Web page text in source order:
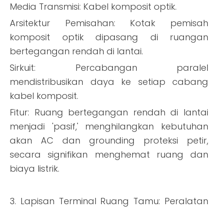
Media Transmisi: Kabel komposit optik.
Arsitektur Pemisahan: Kotak pemisah
komposit optik dipasang di ruangan
bertegangan rendah di lantai.
Sirkuit: Percabangan paralel
mendistribusikan daya ke setiap cabang
kabel komposit.
Fitur: Ruang bertegangan rendah di lantai
menjadi 'pasif,' menghilangkan kebutuhan
akan AC dan grounding proteksi petir,
secara signifikan menghemat ruang dan
biaya listrik.
3. Lapisan Terminal Ruang Tamu: Peralatan